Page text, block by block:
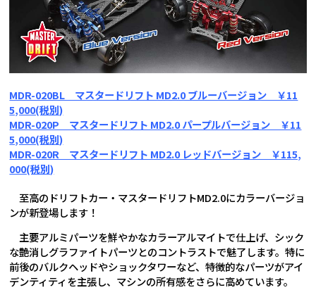
MDR-020BL マスタードリフト MD2.0 ブルーバージョン ￥11
5,000(税別)
MDR-020P マスタードリフト MD2.0 パープルバージョン ￥11
5,000(税別)
MDR-020R マスタードリフト MD2.0 レッドバージョン ￥115,
000(税別)
至高のドリフトカー・マスタードリフトMD2.0にカラーバージョ
ンが新登場します！
主要アルミパーツを鮮やかなカラーアルマイトで仕上げ、シック
な艶消しグラファイトパーツとのコントラストで魅了します。特に
前後のバルクヘッドやショックタワーなど、特徴的なパーツがアイ
デンティティを主張し、マシンの所有感をさらに高めています。